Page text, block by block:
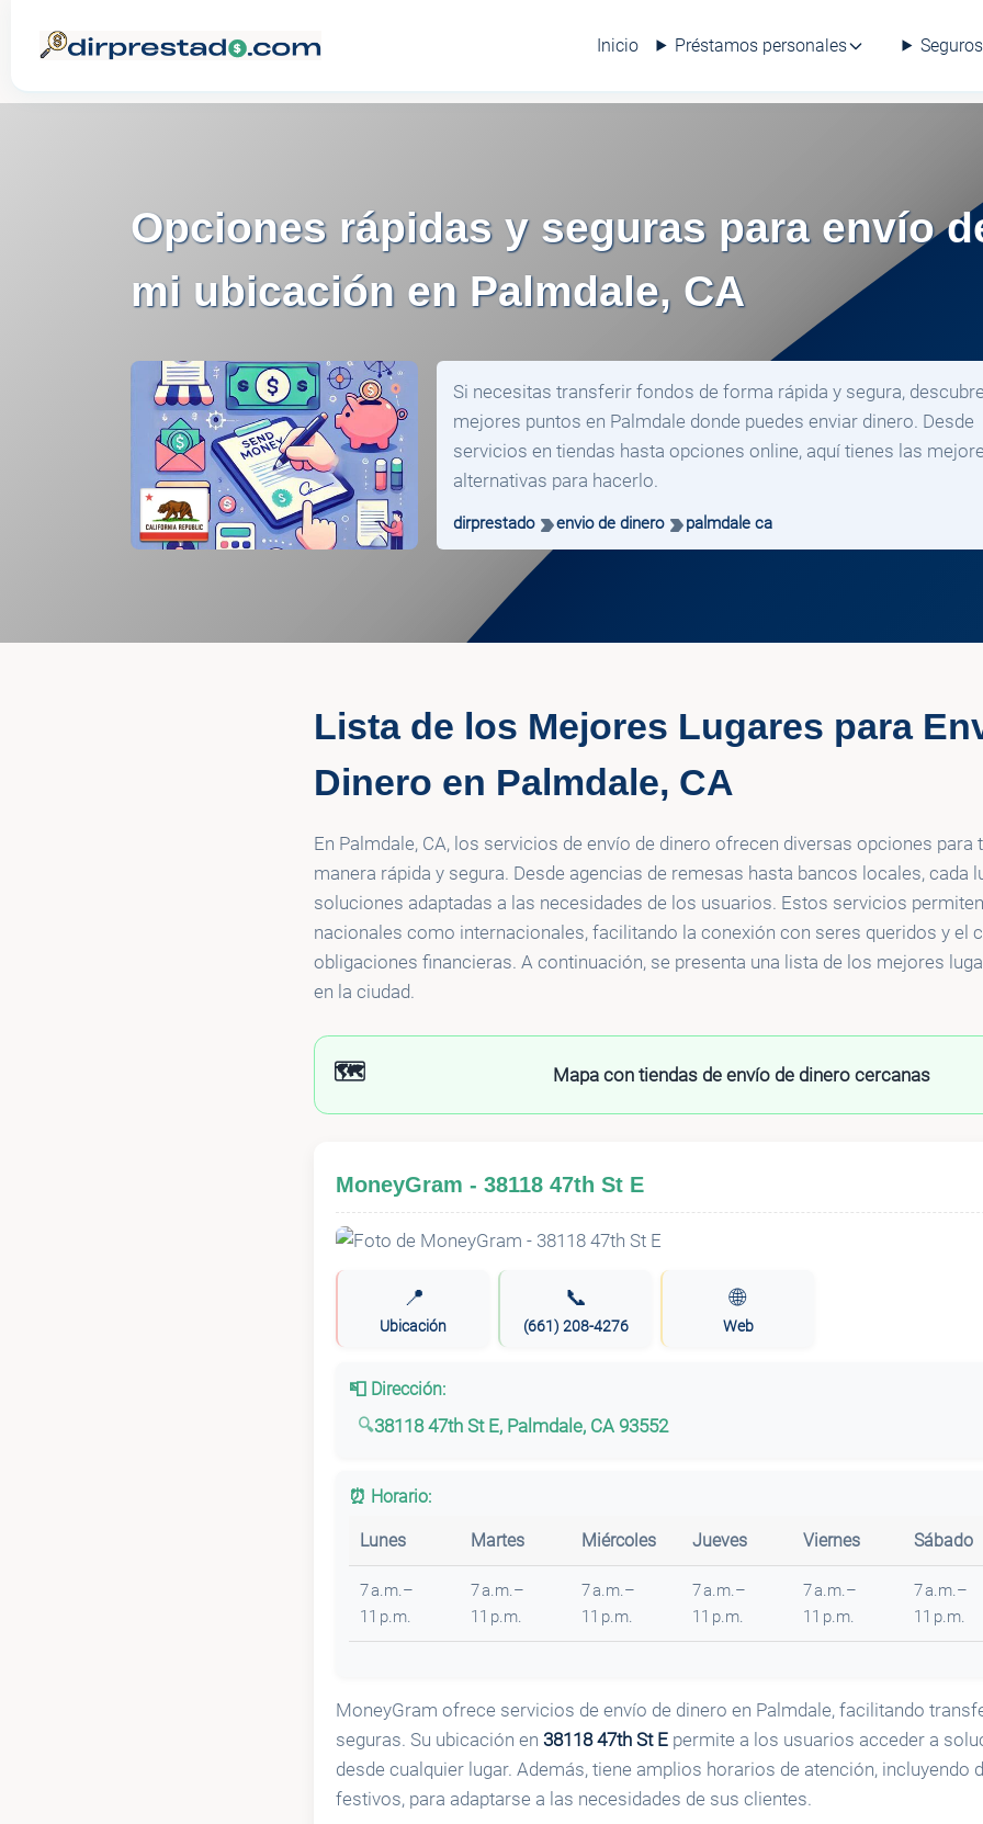
Inicio Préstamos personales
Opciones rápidas y seguras para envío
mi ubicación en Palmdale, CA
Si necesitas transferir fondos de forma rápida y segura,
mejores puntos en Palmdale donde puedes enviar dinero. Desde
servicios en tiendas hasta opciones online, aquí tienes las
alternativas para hacerlo.
dirprestado envio de dinero palmdale ca
Lista de los Mejores Lugares para
Dinero en Palmdale, CA
En Palmdale, CA, los servicios de envío de dinero ofrecen diversas opciones
manera rápida y segura. Desde agencias de remesas hasta bancos locales, cada
soluciones adaptadas a las necesidades de los usuarios. Estos servicios
nacionales como internacionales, facilitando la conexión con seres queridos y el
obligaciones financieras. A continuación, se presenta una lista de los mejores
en la ciudad.
🗺️ Mapa con tiendas de envío de dinero cercanas
MoneyGram - 38118 47th St E
📍
Ubicación
📞
(661) 208-4276
🌐
Web
📮 Dirección:
38118 47th St E, Palmdale, CA 93552
⏰ Horario:
Lunes Martes Miércoles Jueves Viernes Sábado
7 a.m.–
11 p.m.
7 a.m.–
11 p.m.
7 a.m.–
11 p.m.
7 a.m.–
11 p.m.
7 a.m.–
11 p.m.
7 a.m.–
11 p.m.
MoneyGram ofrece servicios de envío de dinero en Palmdale, facilitando
seguras. Su ubicación en 38118 47th St Epermite a los usuarios acceder a
desde cualquier lugar. Además, tiene amplios horarios de atención, incluyendo
festivos, para adaptarse a las necesidades de sus clientes.